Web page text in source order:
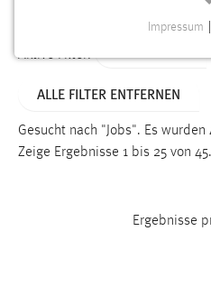
Aktive Filter:
ALLE FILTER ENTFERNEN
Gesucht nach "Jobs". Es wurden
Zeige Ergebnisse 1 bis 25 von 45.
Ergebnisse
Funktionen und sind für
Einverständnis
cookie_consent
Dieser Cookie speichert die
Impressum